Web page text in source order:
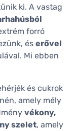
ki. A vastag
forró
és erővel
Mi ebben
és cukrok
amely mély
vékony,
szelet, amely